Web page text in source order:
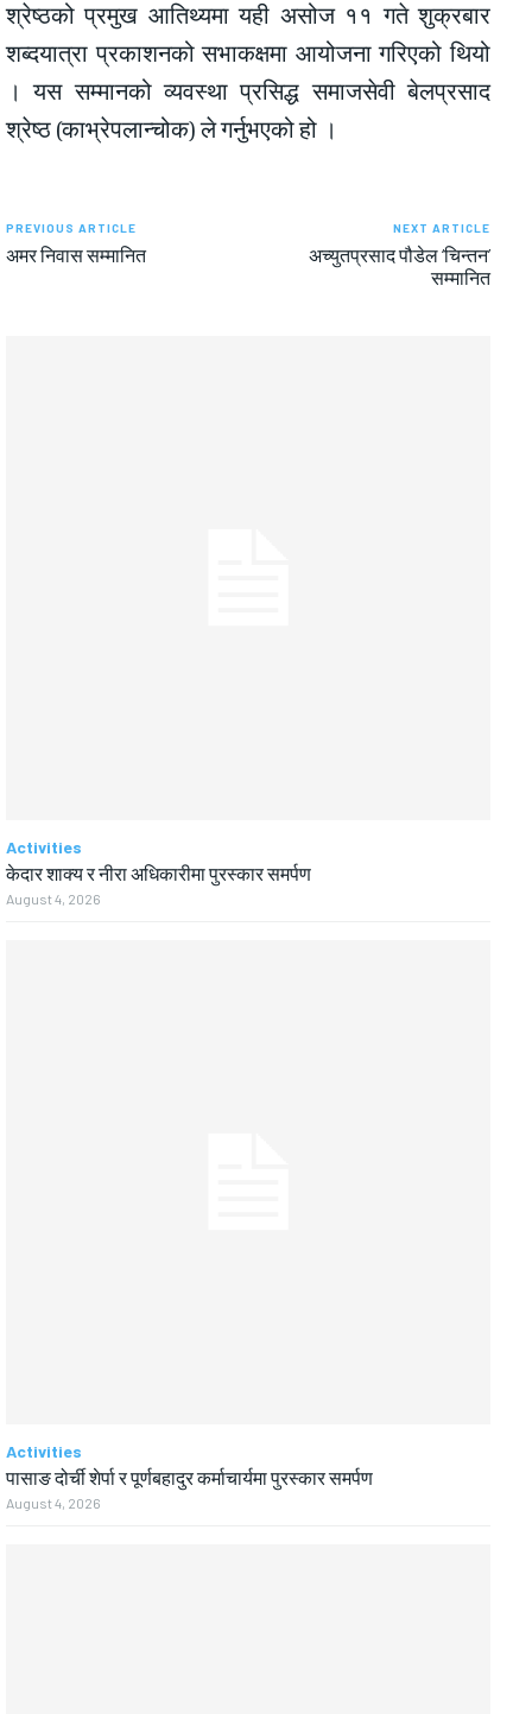
श्रेष्ठको प्रमुख आतिथ्यमा यही असोज ११ गते शुक्रबार
शब्दयात्रा प्रकाशनको सभाकक्षमा आयोजना गरिएको थियो
। यस सम्मानको व्यवस्था प्रसिद्ध समाजसेवी बेलप्रसाद
श्रेष्ठ (काभ्रेपलान्चोक) ले गर्नुभएको हो ।
PREVIOUS ARTICLE
अमर निवास सम्मानित
NEXT ARTICLE
अच्युतप्रसाद पौडेल ‘चिन्तन’
सम्मानित
Activities
केदार शाक्य र नीरा अधिकारीमा पुरस्कार समर्पण
August 4, 2026
Activities
पासाङ दोर्ची शेर्पा र पूर्णबहादुर कर्माचार्यमा पुरस्कार समर्पण
August 4, 2026